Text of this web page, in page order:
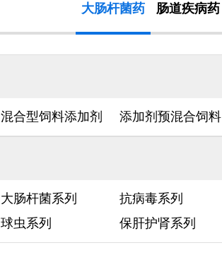
大肠杆菌药 肠道疾病药
混合型饲料添加剂 添加剂预混合饲料
大肠杆菌系列 抗病毒系列
球虫系列 保肝护肾系列